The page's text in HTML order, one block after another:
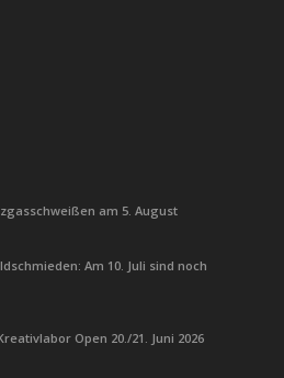
am 5. August
Am 10. Juli sind noch
Open 20./21. Juni 2026